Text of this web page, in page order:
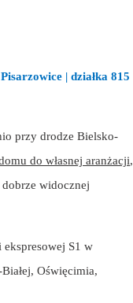
| działka 815
przy drodze Bielsko-
do własnej aranżacji,
widocznej
ekspresowej S1 w
Oświęcimia,